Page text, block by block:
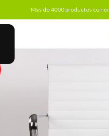
Mas de 4000 productos con